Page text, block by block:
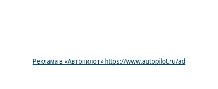
Реклама в «Автопилот» https://www.autopilot.ru/ad